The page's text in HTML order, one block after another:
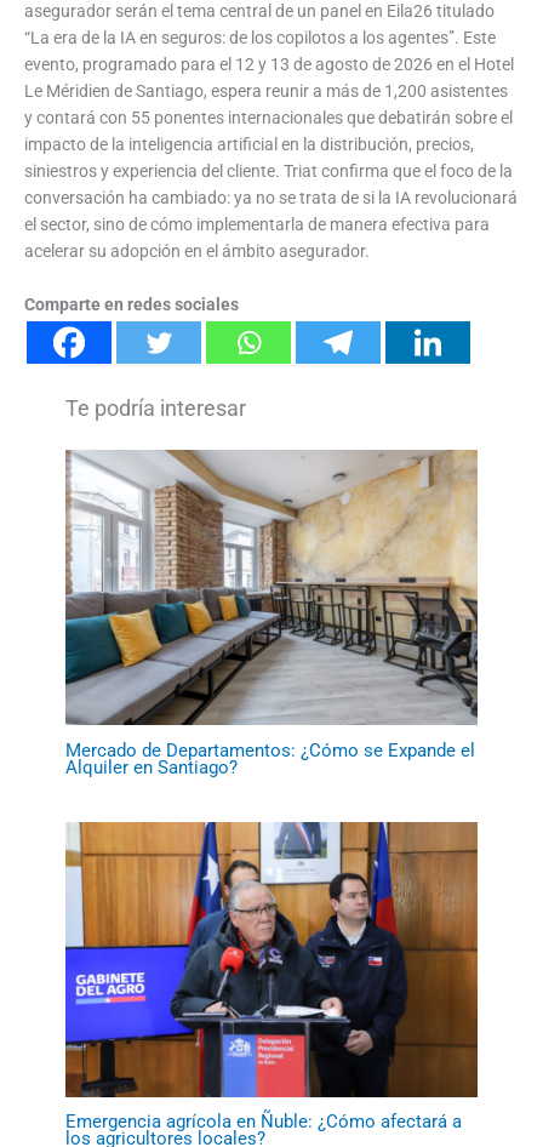
asegurador serán el tema central de un panel en Eila26 titulado
“La era de la IA en seguros: de los copilotos a los agentes”. Este
evento, programado para el 12 y 13 de agosto de 2026 en el Hotel
Le Méridien de Santiago, espera reunir a más de 1,200 asistentes
y contará con 55 ponentes internacionales que debatirán sobre el
impacto de la inteligencia artificial en la distribución, precios,
siniestros y experiencia del cliente. Triat confirma que el foco de la
conversación ha cambiado: ya no se trata de si la IA revolucionará
el sector, sino de cómo implementarla de manera efectiva para
acelerar su adopción en el ámbito asegurador.
Comparte en redes sociales
Mercado de Departamentos: ¿Cómo se Expande el
Alquiler en Santiago?
Emergencia agrícola en Ñuble: ¿Cómo afectará a
los agricultores locales?